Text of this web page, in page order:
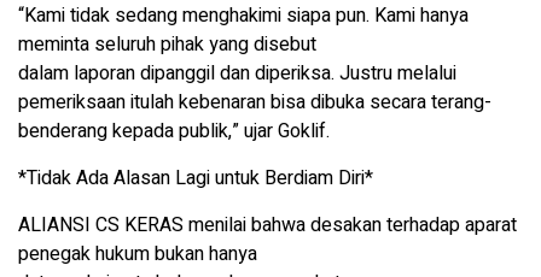
“Kami tidak sedang menghakimi siapa pun. Kami hanya
meminta seluruh pihak yang disebut
dalam laporan dipanggil dan diperiksa. Justru melalui
pemeriksaan itulah kebenaran bisa dibuka secara terang-
benderang kepada publik,” ujar Goklif.
*Tidak Ada Alasan Lagi untuk Berdiam Diri*
ALIANSI CS KERAS menilai bahwa desakan terhadap aparat
penegak hukum bukan hanya